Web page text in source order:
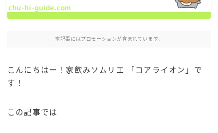
氷結 ストロング
麒麟特製サワー
スミノフ セルツァー
ー196℃ ストロングゼロ
本記事にはプロモーションが含まれています。
こんにちはー！家飲みソムリエ 「コアライオン」で
す！
この記事では